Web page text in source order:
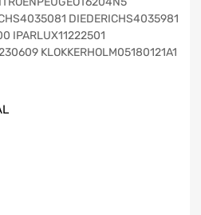
DIEDERICHS4035981
IPARLUX11222501
KLOKKERHOLM05180121A1